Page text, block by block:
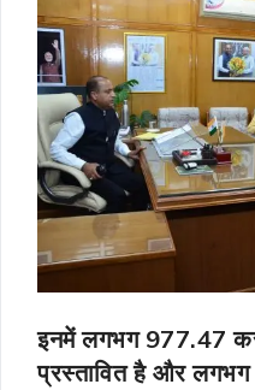
इनमें लगभग 977.47
प्रस्तावित है और